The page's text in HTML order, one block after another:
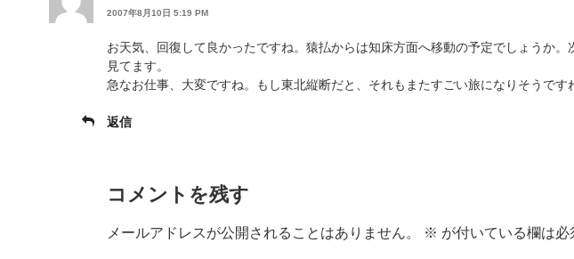
2007年8月10日 5:19 PM
お天気、回復して良かったですね。猿払からは知床方面へ移動の予定でしょうか
見てます。
急なお仕事、大変ですね。もし東北縦断だと、それもまたすごい旅になりそうです
返信
コメントを残す
メールアドレスが公開されることはありません。 ※ が付いている欄は必